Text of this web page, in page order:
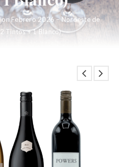
Febrero 2026 – Noroeste de
Tintos + 1 Blanco)